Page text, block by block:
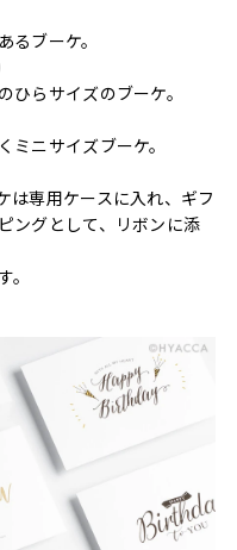
ブーケ。
らサイズのブーケ。
ニサイズブーケ。
は専用ケースに入れ、ギフ
ングとして、リボンに添